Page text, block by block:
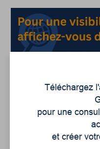
Comme dans
question de valeurs et
Téléchargez
pour une
et créer